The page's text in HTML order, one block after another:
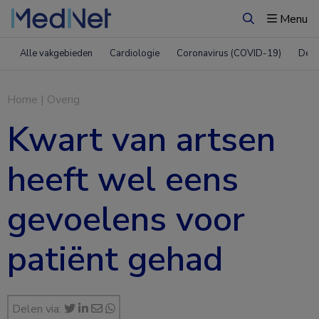
ZoekenMenu
Alle vakgebieden Cardiologie Coronavirus (COVID-19)
Home | Overig
Kwart van artsen
heeft wel eens
gevoelens voor
patiënt gehad
Delen via: